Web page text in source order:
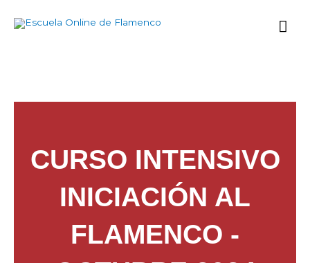
CURSO INTENSIVO
INICIACIÓN AL
FLAMENCO -